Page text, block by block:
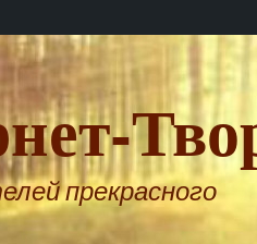
прекрасного